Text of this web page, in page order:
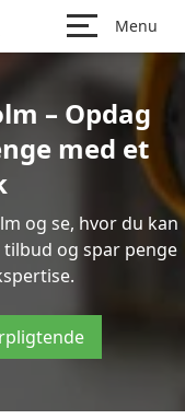
Menu
– Opdag
med et
og se, hvor du kan
og spar penge